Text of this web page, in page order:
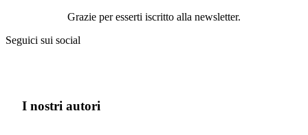
Grazie per esserti iscritto alla newsletter.
Seguici sui social
I nostri autori